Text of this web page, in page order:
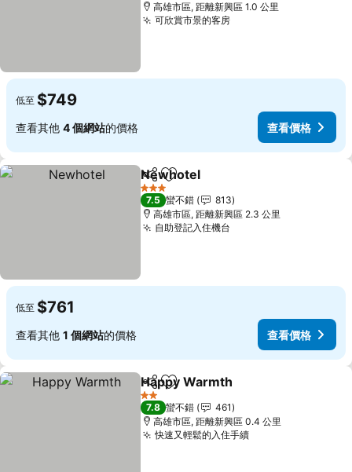
高雄市區, 距離新興區 1.0 公里
可欣賞市景的客房查看價格
低至 $749
查看其他 4 個網站的價格 查看價格
分享 加入我的最愛
Newhotel
3 星級
7.5 蠻不錯
813
高雄市區, 距離新興區 2.3 公里
自助登記入住機台
低至 $761
查看其他 1 個網站的價格 查看價格
分享 加入我的最愛
Happy Warmth
2 星級
7.8 蠻不錯
461
高雄市區, 距離新興區 0.4 公里
快速又輕鬆的入住手續查看價格